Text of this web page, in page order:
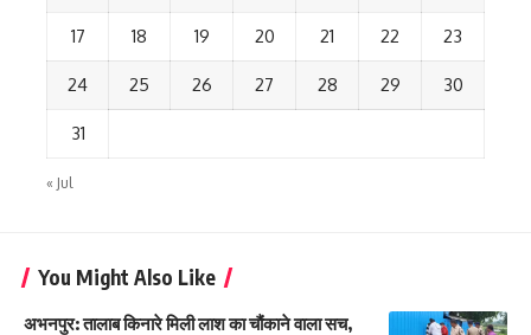
17 18 19 20 21 22 23
24 25 26 27 28 29 30
31
« Jul
You Might Also Like
अभनपुर: तालाब किनारे मिली लाश का चौंकाने वाला सच,